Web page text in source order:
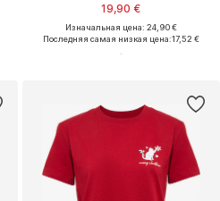
19,90 €
Изначальная цена: 24,90 €
Последняя самая низкая цена:17,52 €